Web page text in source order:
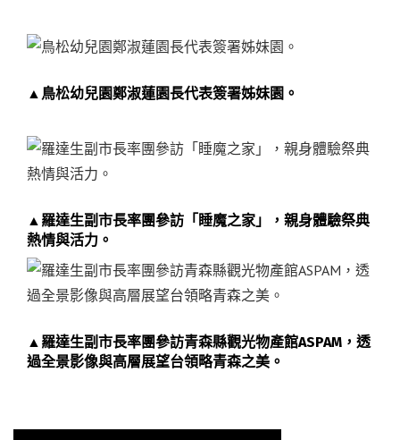
▲鳥松幼兒園鄭淑蓮園長代表簽署姊妹園。
▲羅達生副市長率團參訪「睡魔之家」，親身體驗祭典
熱情與活力。
▲羅達生副市長率團參訪青森縣觀光物產館ASPAM，透
過全景影像與高層展望台領略青森之美。